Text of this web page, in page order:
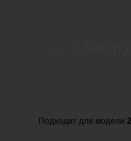
Подходит для модели